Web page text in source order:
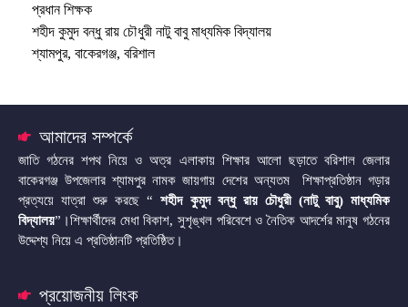
প্রধান শিক্ষক
শহীদ কুমুদ বন্ধু রায় চৌধুরী নাটু বাবু মাধ্যমিক বিদ্যালয়
শ্যামপুর, বাকেরগঞ্জ, বরিশাল
আমাদের সম্পর্কে
জাতি গঠনের শপথ নিয়ে ও অত্র এলাকায় শিক্ষার আলো ছড়াতে বরিশাল জেলার
বাকেরগঞ্জ উপজেলার শ্যামপুর নামক জায়গায় দেশের অন্যতম শিক্ষাপ্রতিষ্ঠান গড়ার
প্রত্যয়ে যাত্রা শুরু করছে “ শহীদ কুমুদ বন্ধু রায় চৌধুরী (নাটু বাবু) মাধ্যমিক
বিদ্যালয়”।শিক্ষার্থীদের মেধা বিকাশ, সুশৃঙ্খল পরিবেশে ও নৈতিক আদর্শের মানুষ গঠনের
উদ্দেশ্য নিয়ে এ প্রতিষ্ঠানটি প্রতিষ্ঠিত।
প্রয়োজনীয় লিংক